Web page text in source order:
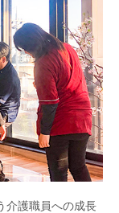
介護職員への成長